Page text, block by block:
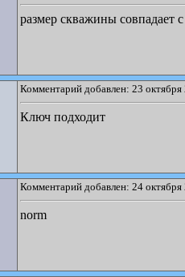
размер скважины совпадает
Комментарий добавлен: 23
Ключ подходит
Комментарий добавлен: 24
norm